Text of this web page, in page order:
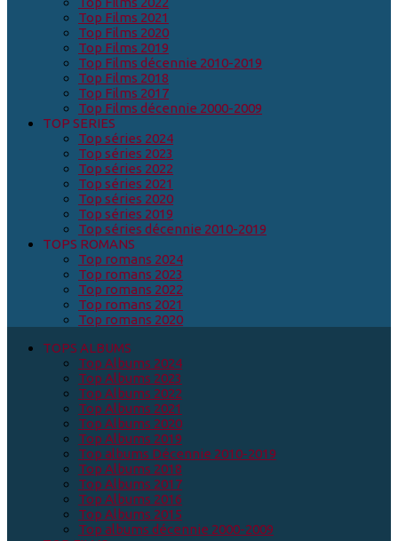
Top Films 2021
Top Films 2020
Top Films 2019
Top Films décennie 2010-2019
Top Films 2018
Top Films 2017
Top Films décennie 2000-2009
TOP SERIES
Top séries 2024
Top séries 2023
Top séries 2022
Top séries 2021
Top séries 2020
Top séries 2019
Top séries décennie 2010-2019
TOPS ROMANS
Top romans 2024
Top romans 2023
Top romans 2022
Top romans 2021
Top romans 2020
TOPS ALBUMS
Top Albums 2024
Top Albums 2023
Top Albums 2022
Top Albums 2021
Top Albums 2020
Top Albums 2019
Top albums Décennie 2010-2019
Top Albums 2018
Top Albums 2017
Top Albums 2016
Top Albums 2015
Top albums décennie 2000-2009